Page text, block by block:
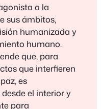
a la
sus ámbitos,
humanizada y
humano.
que, para
que interfieren
es
el interior y
para